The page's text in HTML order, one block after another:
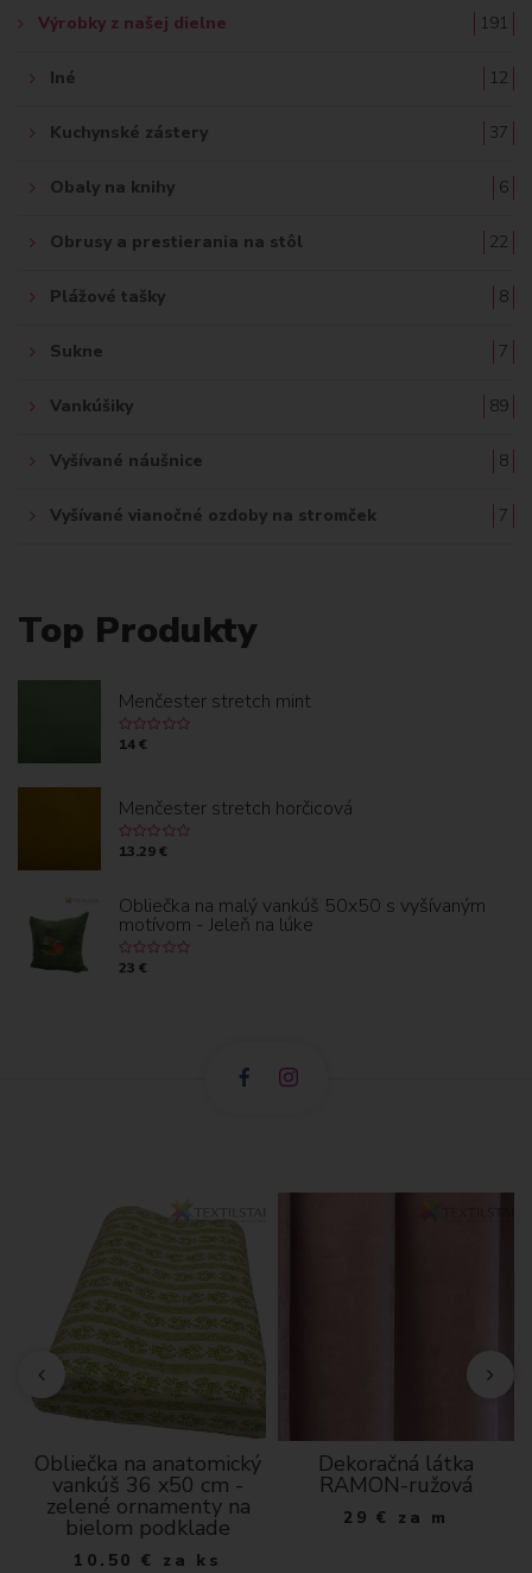
Výrobky z našej dielne 191
Iné 12
Kuchynské zástery 37
Obaly na knihy 6
Obrusy a prestierania na stôl 22
Plážové tašky 8
Sukne 7
Vankúšiky 89
Vyšívané náušnice 8
Vyšívané vianočné ozdoby na stromček 7
Top Produkty
Menčester stretch mint
14 €
Menčester stretch horčicová
13.29 €
Obliečka na malý vankúš 50x50 s vyšívaným
motívom - Jeleň na lúke
23 €
Obliečka na anatomický
vankúš 36 x50 cm -
zelené ornamenty na
bielom podklade
10.50 € za ks
Dekoračná látka
RAMON-ružová
29 € za m